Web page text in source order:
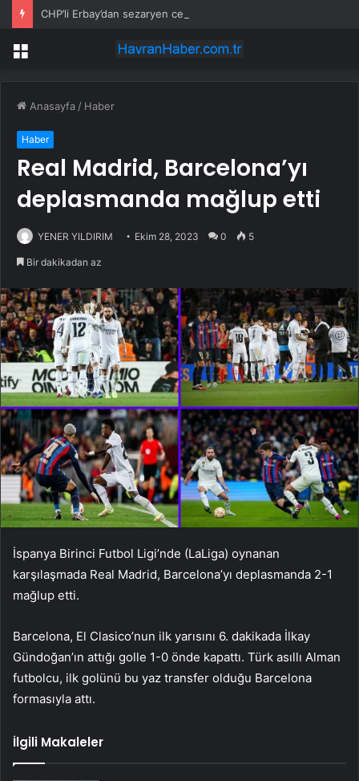
Menü
Anasayfa / Haber
Haber
Real Madrid, Barcelona’yı
deplasmanda mağlup etti
YENER YILDIRIM Ekim 28, 2023 0 5
Bir dakikadan az
İspanya Birinci Futbol Ligi’nde (LaLiga) oynanan
karşılaşmada Real Madrid, Barcelona’yı deplasmanda 2-1
mağlup etti.
Barcelona, ​​El Clasico’nun ilk yarısını 6. dakikada İlkay
Gündoğan’ın attığı golle 1-0 önde kapattı. Türk asıllı Alman
futbolcu, ilk golünü bu yaz transfer olduğu Barcelona
formasıyla attı.
İlgili Makaleler